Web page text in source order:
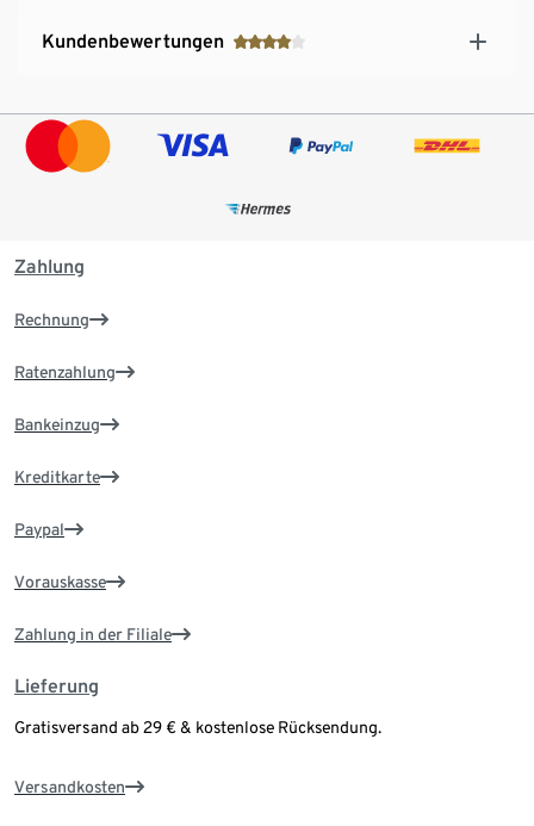
Kundenbewertungen
Zahlung
Rechnung
Ratenzahlung
Bankeinzug
Kreditkarte
Paypal
Vorauskasse
Zahlung in der Filiale
Lieferung
Gratisversand ab 29 € & kostenlose Rücksendung.
Versandkosten